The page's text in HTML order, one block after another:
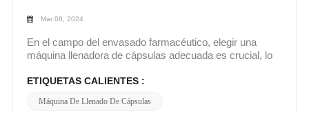
Mar 08, 2024
En el campo del envasado farmacéutico, elegir una
máquina llenadora de cápsulas adecuada es crucial, lo
producción, la calidad del producto y los beneficios
en profundidad cómo elegir la máquina llenadora de
ETIQUETAS CALIENTES :
Máquina De Llenado De Cápsulas